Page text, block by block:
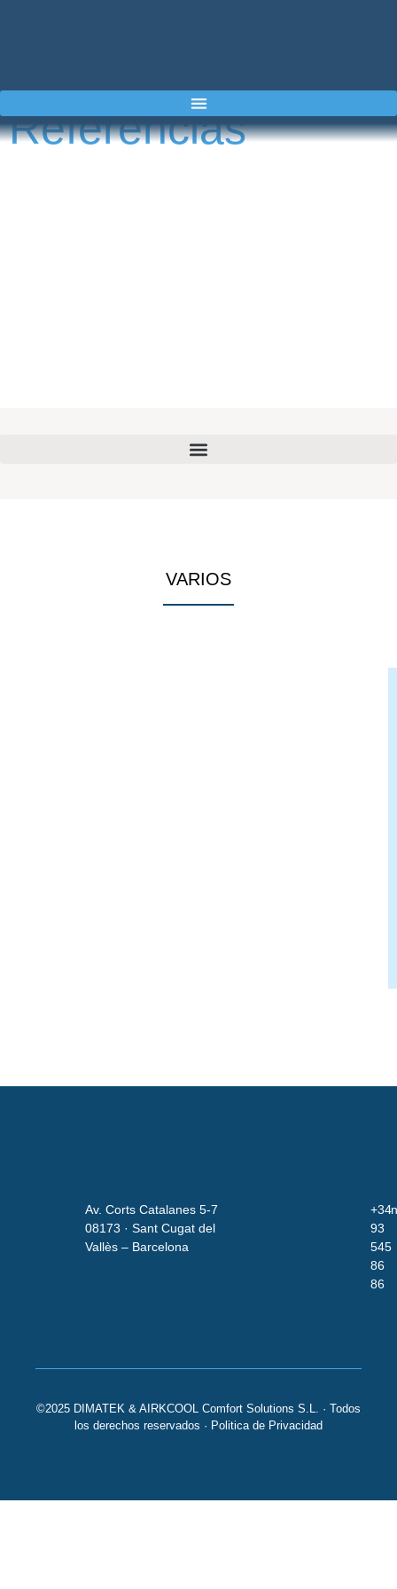
Referencias
VARIOS
Av. Corts Catalanes 5-7
08173 · Sant Cugat del
Vallès – Barcelona
+34
93
545
86
86
©2025 DIMATEK & AIRKCOOL Comfort Solutions S.L. · Todos
los derechos reservados · Politica de Privacidad